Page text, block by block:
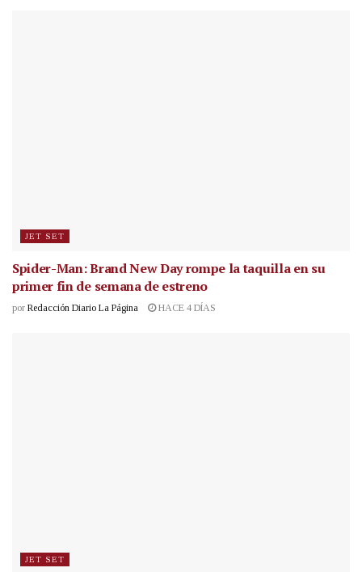
JET SET
Spider-Man: Brand New Day rompe la taquilla en su
primer fin de semana de estreno
por Redacción Diario La Página HACE 4 DÍAS
JET SET